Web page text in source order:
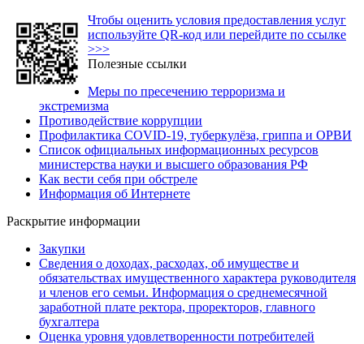
Чтобы оценить условия предоставления услуг
используйте QR-код или перейдите по ссылке
>>>
Полезные ссылки
Меры по пресечению терроризма и
экстремизма
Противодействие коррупции
Профилактика COVID-19, туберкулёза, гриппа и ОРВИ
Список официальных информационных ресурсов
министерства науки и высшего образования РФ
Как вести себя при обстреле
Информация об Интернете
Раскрытие информации
Закупки
Сведения о доходах, расходах, об имуществе и
обязательствах имущественного характера руководителя
и членов его семьи. Информация о среднемесячной
заработной плате ректора, проректоров, главного
бухгалтера
Оценка уровня удовлетворенности потребителей